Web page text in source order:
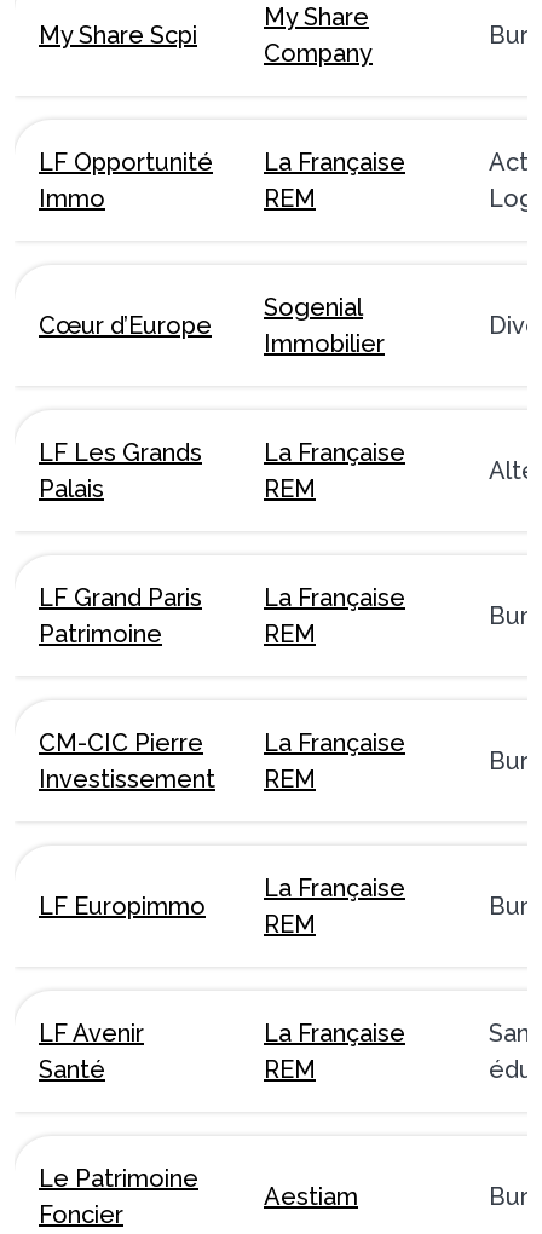
My Share Scpi
My Share
Company
LF Opportunité
Immo
La Française
REM
Cœur d’Europe
Sogenial
Immobilier
LF Les Grands
Palais
La Française
REM
LF Grand Paris
Patrimoine
La Française
REM
CM-CIC Pierre
Investissement
La Française
REM
LF Europimmo
La Française
REM
LF Avenir
Santé
La Française
REM
Le Patrimoine
Foncier
Aestiam